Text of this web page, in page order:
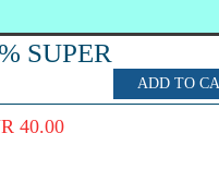
SUPER
40.00